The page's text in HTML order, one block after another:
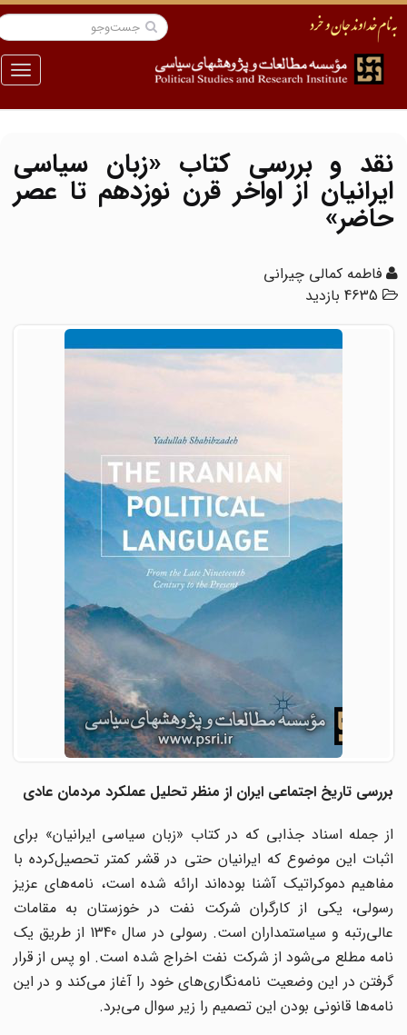
منو
نقد و بررسی کتاب «زبان سیاسی
ایرانیان از اواخر قرن نوزدهم تا عصر
حاضر»
فاطمه کمالی چیرانی
4635 بازدید
بررسی تاریخ اجتماعی ایران از منظر تحلیل عملکرد مردمان عادی
از جمله اسناد جذابی که در کتاب «زبان سیاسی ایرانیان» برای
اثبات این موضوع که ایرانیان حتی در قشر کمتر تحصیل‌کرده با
مفاهیم دموکراتیک آشنا بوده‌اند ارائه شده است، نامه‌های عزیز
رسولی، یکی از کارگران شرکت نفت در خوزستان به مقامات
عالی‌رتبه و سیاستمداران است. رسولی در سال 1340 از طریق یک
نامه مطلع می‌شود از شرکت نفت اخراج شده است. او پس از قرار
گرفتن در این وضعیت نامه‌نگاری‌های خود را آغاز می‌کند و در این
نامه‌ها قانونی بودن این تصمیم را زیر سوال می‌برد.